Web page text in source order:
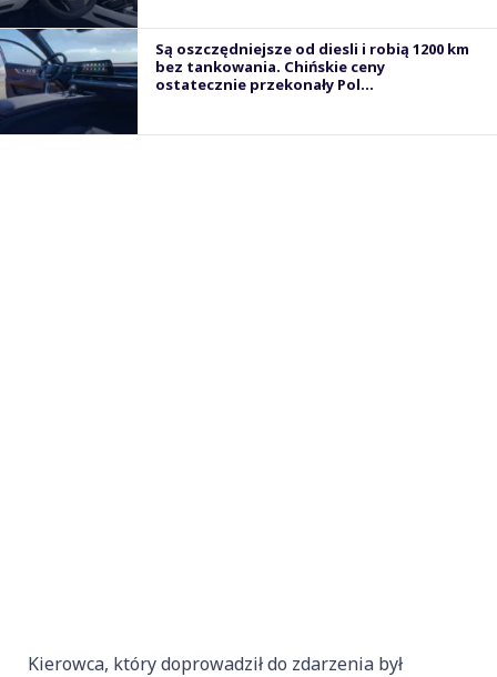
Są oszczędniejsze od diesli i robią 1200 km
bez tankowania. Chińskie ceny
ostatecznie przekonały Pol...
Kierowca, który doprowadził do zdarzenia był